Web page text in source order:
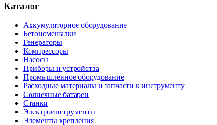
Каталог
Аккумуляторное оборудование
Бетономешалки
Генераторы
Компрессоры
Насосы
Приборы и устройства
Промышленное оборудование
Расходные материалы и запчасти к инструменту
Солнечные батареи
Станки
Электроинструменты
Элементы крепления